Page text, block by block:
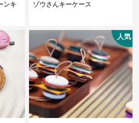
ンキ
ゾウさんキーケース
人気